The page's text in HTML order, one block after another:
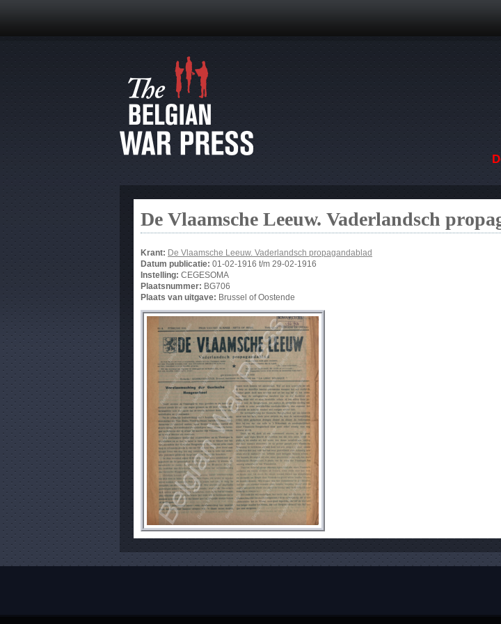
De Vlaamsche Leeuw. Vaderlandsch
Krant: De Vlaamsche Leeuw. Vaderlandsch propagandablad
Datum publicatie: 01-02-1916 t/m 29-02-1916
Instelling: CEGESOMA
Plaatsnummer: BG706
Plaats van uitgave: Brussel of Oostende